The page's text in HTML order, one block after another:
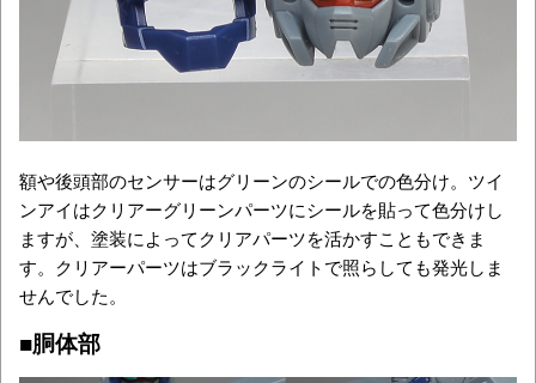
額や後頭部のセンサーはグリーンのシールでの色分け。ツイ
ンアイはクリアーグリーンパーツにシールを貼って色分けし
ますが、塗装によってクリアパーツを活かすこともできま
す。クリアーパーツはブラックライトで照らしても発光しま
せんでした。
■胴体部